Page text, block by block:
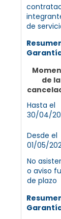
de
de la
Hasta el
30/04/
Desde el
01/05/
No
o aviso
de plazo